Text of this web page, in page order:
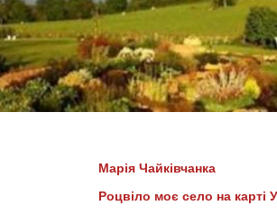
Марія Чайківчанка
Роцвіло моє село на карті